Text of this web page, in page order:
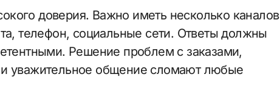
доверия. Важно иметь несколько каналов
телефон, социальные сети. Ответы должны
Решение проблем с заказами,
уважительное общение сломают любые